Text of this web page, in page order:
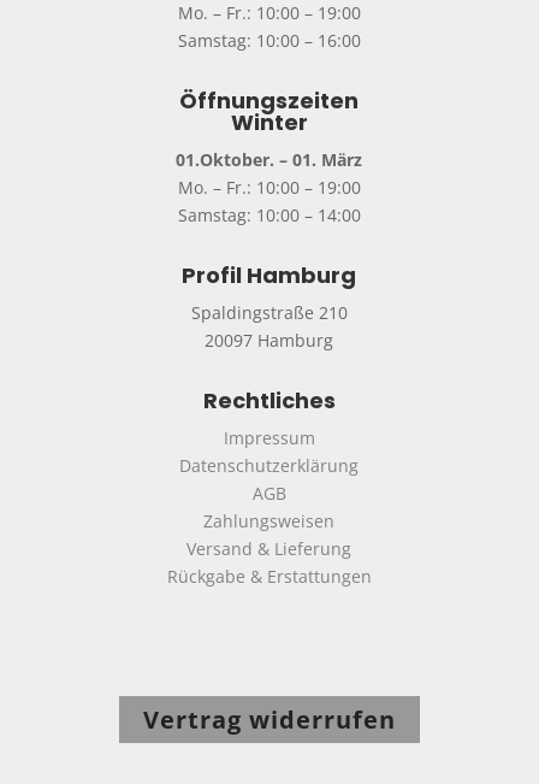
Mo. – Fr.: 10:00 – 19:00
Samstag: 10:00 – 16:00
Öffnungszeiten
Winter
01.Oktober. – 01. März
Mo. – Fr.: 10:00 – 19:00
Samstag: 10:00 – 14:00
Profil Hamburg
Spaldingstraße 210
20097 Hamburg
Rechtliches
Impressum
Datenschutzerklärung
AGB
Zahlungsweisen
Versand & Lieferung
Rückgabe & Erstattungen
Vertrag widerrufen